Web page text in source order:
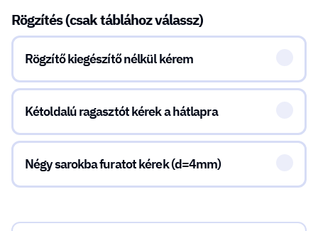
Rögzítés (csak táblához válassz)
Rögzítő kiegészítő nélkül kérem
Kétoldalú ragasztót kérek a hátlapra
Négy sarokba furatot kérek (d=4mm)